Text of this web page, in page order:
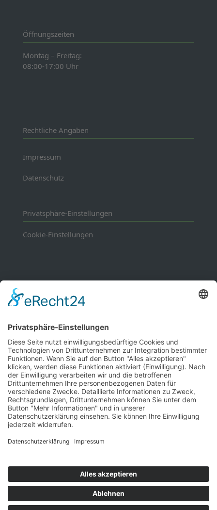
Öffnungszeiten
Montag – Freitag:
08:00-17:00 Uhr
Rechtliche Angaben
Impressum
Datenschutz
Privatsphäre-Einstellungen
Cookie-Einstellungen
Mitgliedschaften